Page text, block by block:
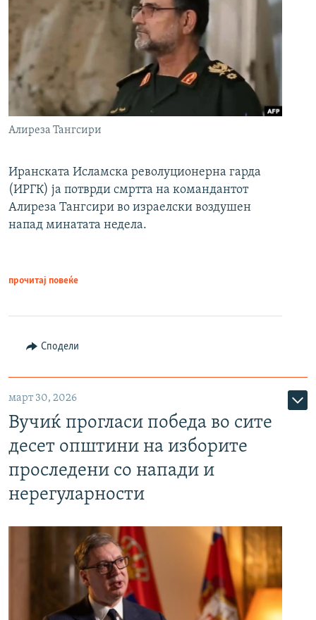
Алиреза Тангсири
Иранската Исламска револуционерна гарда
(ИРГК) ја потврди смртта на командантот
Алиреза Тангсири во израелски воздушен
напад минатата недела.
прочитај повеќе
Сподели
март 30, 2026
Вучиќ прогласи победа во сите
десет општини на изборите
проследени со напади и
нерегуларности